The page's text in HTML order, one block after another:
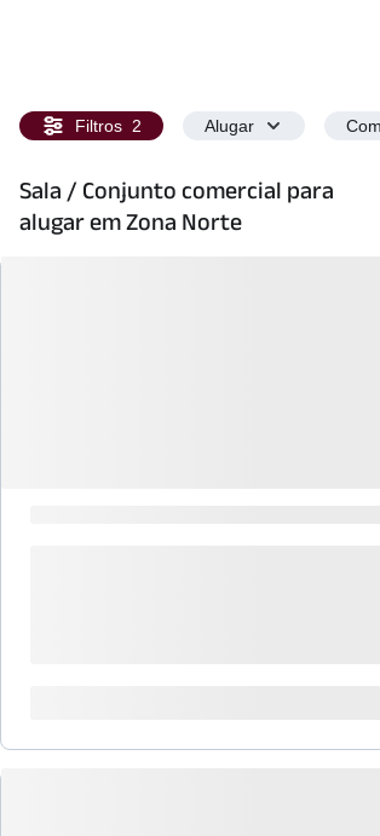
Filtros 2 Alugar
Sala / Conjunto comercial para
alugar em Zona Norte